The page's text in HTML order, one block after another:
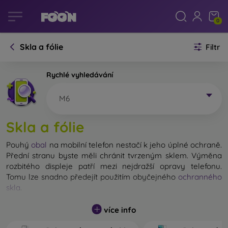
0
Skla a fólie Filtr
Rychlé vyhledávání
M6
Skla a fólie
Pouhý obal na mobilní telefon nestačí k jeho úplné ochraně.
Přední stranu byste měli chránit tvrzeným sklem. Výměna
rozbitého displeje patří mezi nejdražší opravy telefonu.
Tomu lze snadno předejít použitím obyčejného ochranného
skla
Nerozbitné sklo na mobil sice neexistuje, ale při pádu
zůstane displej ve většině případů nepoškozený. Výběr
více info